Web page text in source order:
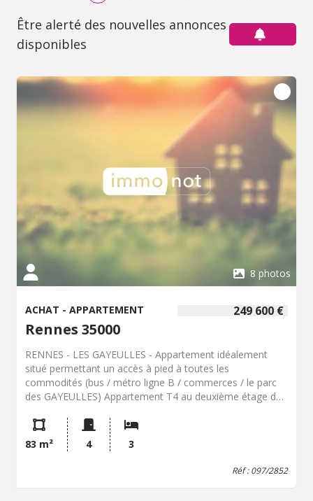
Être alerté des nouvelles annonces
disponibles
8 photos
249 600 €
ACHAT - APPARTEMENT
Rennes 35000
RENNES - LES GAYEULLES - Appartement idéalement
situé permettant un accès à pied à toutes les
commodités (bus / métro ligne B / commerces / le parc
des GAYEULLES) Appartement T4 au deuxième étage de
cave. L'appartement se compose comme suit : Entrée
avec placard, un agréable salon-séjour avec un accès sur
un balcon exposé sud-est, une cuisine, dégagement avec
placard, desservant trois chambres, une salle d'eau
83 m² 4 3
Réf : 097/2852